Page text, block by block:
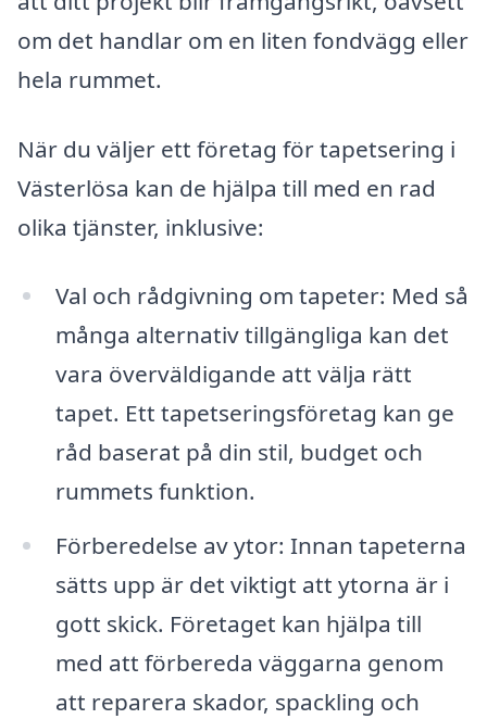
om det handlar om en liten fondvägg eller
hela rummet.
När du väljer ett företag för tapetsering i
Västerlösa kan de hjälpa till med en rad
olika tjänster, inklusive:
Val och rådgivning om tapeter: Med så
många alternativ tillgängliga kan det
vara överväldigande att välja rätt
tapet. Ett tapetseringsföretag kan ge
råd baserat på din stil, budget och
rummets funktion.
Förberedelse av ytor: Innan tapeterna
sätts upp är det viktigt att ytorna är i
gott skick. Företaget kan hjälpa till
med att förbereda väggarna genom
att reparera skador, spackling och